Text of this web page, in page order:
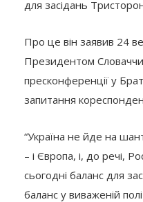
для засідань
Про це він заявив 24
Президентом
пресконференції у
запитання
“Україна не йде на
– і Європа, і, до речі,
сьогодні баланс для
баланс у виваженій